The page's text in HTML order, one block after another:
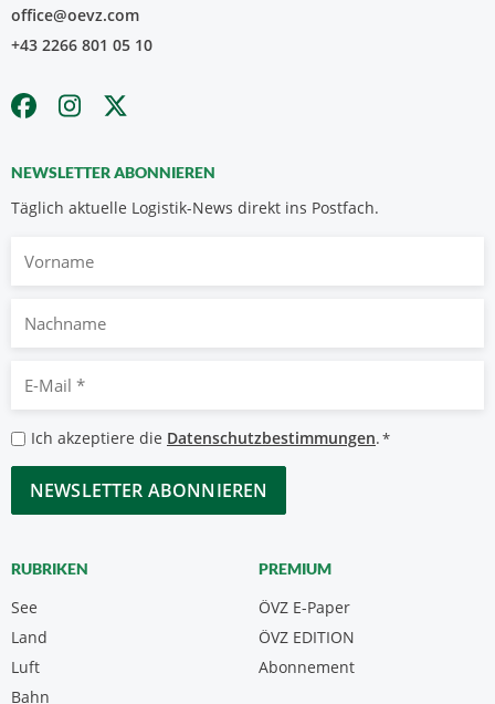
office@oevz.com
+43 2266 801 05 10
NEWSLETTER ABONNIEREN
Täglich aktuelle Logistik-News direkt ins Postfach.
Nachname
Mail
*
Datenschutzbestimmungen
*
Ich akzeptiere die Datenschutzbestimmungen.*
CAPTCHA
RUBRIKEN
See
Land
Luft
Bahn
PREMIUM
ÖVZ E-Paper
Abonnement
ÖVZ EDITION